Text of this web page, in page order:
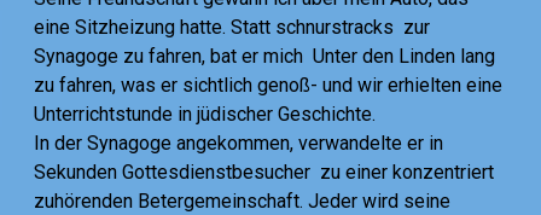
eine Sitzheizung hatte. Statt schnurstracks zur
Synagoge zu fahren, bat er mich Unter den Linden lang
zu fahren, was er sichtlich genoß- und wir erhielten eine
Unterrichtstunde in jüdischer Geschichte.
In der Synagoge angekommen, verwandelte er in
Sekunden Gottesdienstbesucher zu einer konzentriert
zuhörenden Betergemeinschaft. Jeder wird seine